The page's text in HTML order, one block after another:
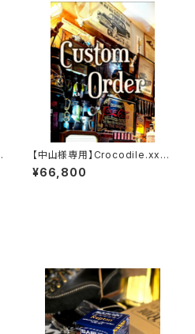
【中山様専用】Crocodile.xxx.
Edition// JACK.RIDE.SSW
¥66,800